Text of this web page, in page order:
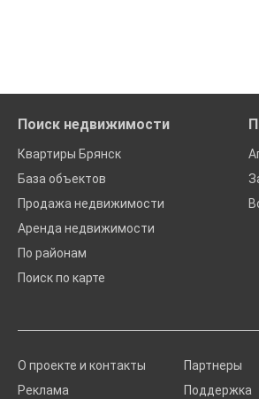
Поиск недвижимости
Квартиры Брянск
База объектов
Продажа недвижимости
Аренда недвижимости
По районам
Поиск по карте
О проекте и контакты
Реклама
Партнеры
Поддержка